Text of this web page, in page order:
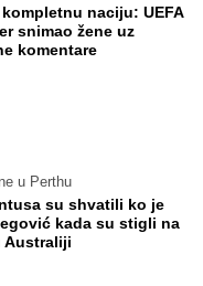
kompletnu naciju: UEFA
snimao žene uz
komentare
u Perthu
su shvatili ko je
kada su stigli na
Australiji